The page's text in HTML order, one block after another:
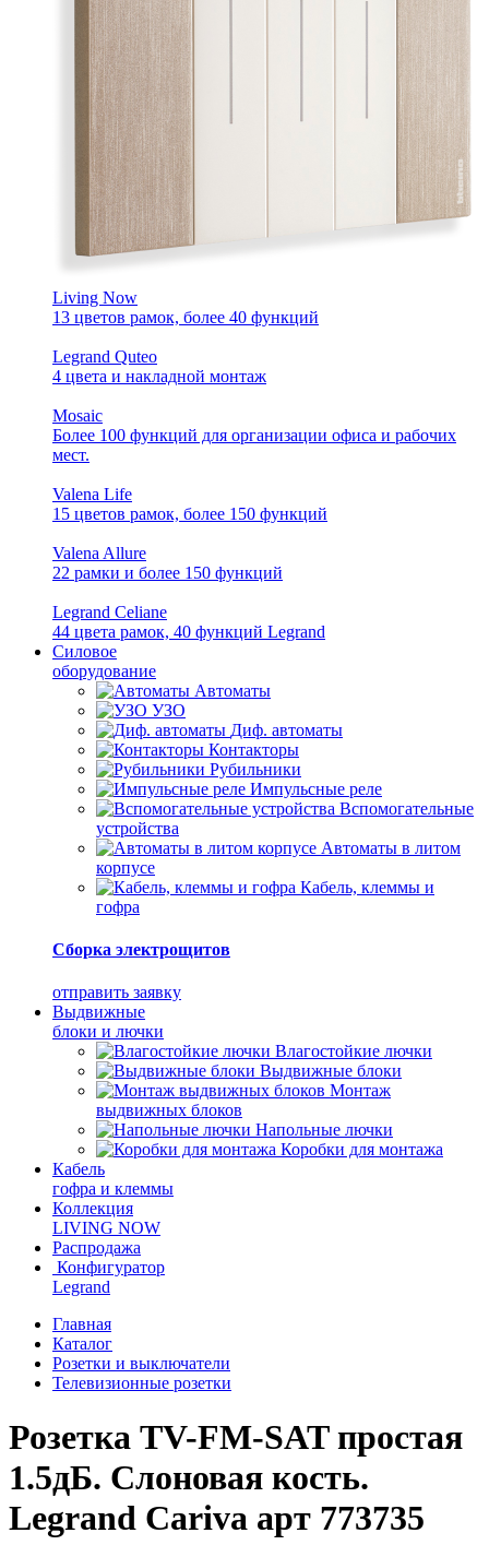
Living Now
13 цветов рамок, более 40 функций
Legrand Quteo
4 цвета и накладной монтаж
Mosaic
Более 100 функций для организации офиса и рабочих
мест.
Valena Life
15 цветов рамок, более 150 функций
Valena Allure
22 рамки и более 150 функций
Legrand Celiane
44 цвета рамок, 40 функций Legrand
Силовое
оборудование
Автоматы
УЗО
Диф. автоматы
Контакторы
Рубильники
Импульсные реле
Вспомогательные
устройства
Автоматы в литом
корпусе
Кабель, клеммы и
гофра
Сборка электрощитов
отправить заявку
Выдвижные
блоки и лючки
Влагостойкие лючки
Выдвижные блоки
Монтаж
выдвижных блоков
Напольные лючки
Коробки для монтажа
Кабель
гофра и клеммы
Коллекция
LIVING NOW
Распродажа
Конфигуратор
Legrand
Главная
Каталог
Розетки и выключатели
Телевизионные розетки
Розетка TV-FM-SAT простая
1.5дБ. Слоновая кость.
Legrand Cariva арт 773735